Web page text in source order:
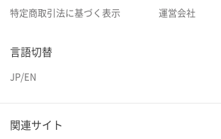
特定商取引法に基づく表示 運営会社
言語切替
JP/EN
関連サイト